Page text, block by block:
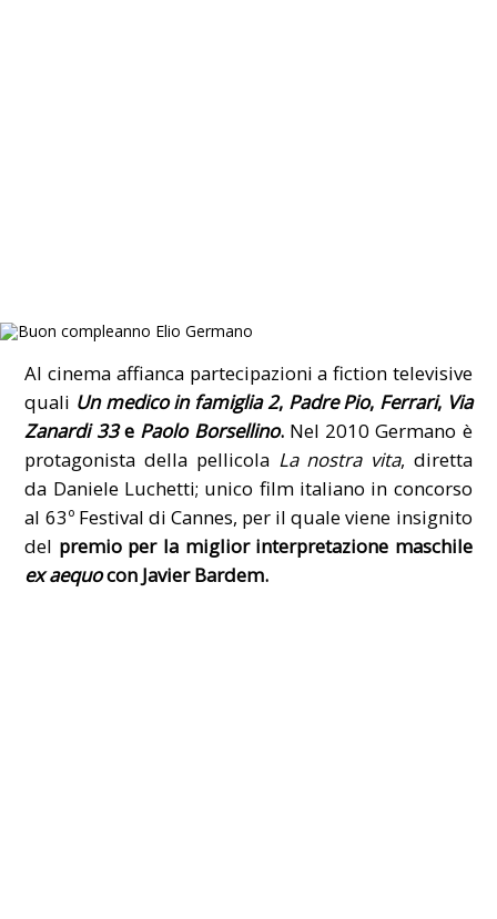
Al cinema affianca partecipazioni a fiction televisive
quali Un medico in famiglia 2, Padre Pio, Ferrari, Via
Zanardi 33e Paolo Borsellino.Nel 2010 Germano è
protagonista della pellicola La nostra vita, diretta
da Daniele Luchetti; unico film italiano in concorso
al 63º Festival di Cannes, per il quale viene insignito
del premio per la miglior interpretazione maschile
ex aequocon Javier Bardem.